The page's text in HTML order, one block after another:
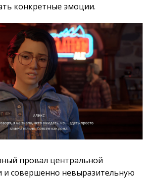
конкретные эмоции.
провал центральной
и совершенно невыразительную